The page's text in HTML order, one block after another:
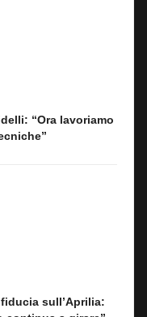
“Ora lavoriamo
sull’Aprilia: